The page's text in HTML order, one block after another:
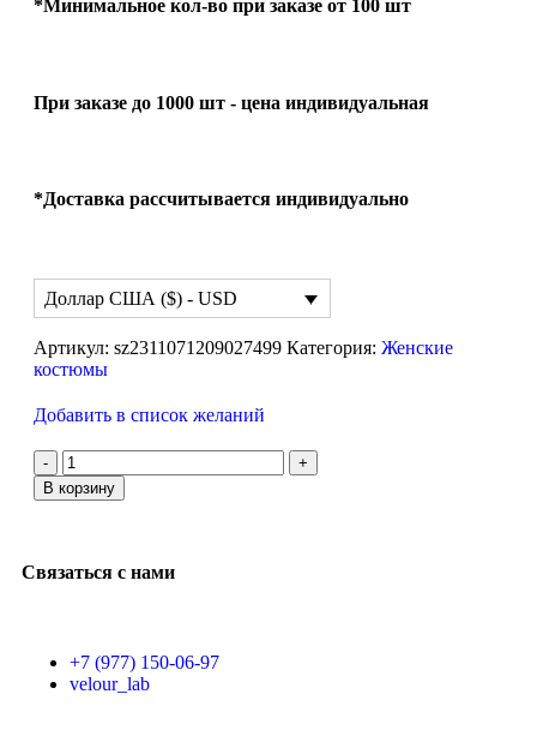
*Минимальное кол-во при заказе от 100 шт
При заказе до 1000 шт - цена индивидуальная
*Доставка рассчитывается индивидуально
Доллар США ($) - USD
Артикул: sz2311071209027499 Категория: Женские
костюмы
Добавить в список желаний
В корзину
Связаться с нами
+7 (977) 150-06-97
velour_lab